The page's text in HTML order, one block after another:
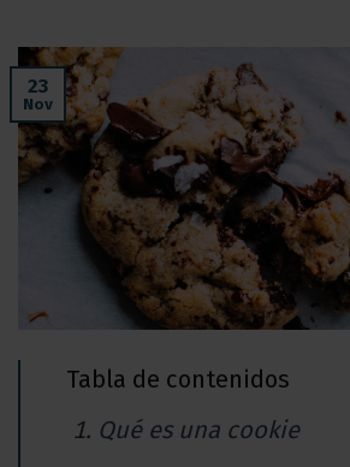
23
Nov
Tabla de contenidos
Qué es una cookie